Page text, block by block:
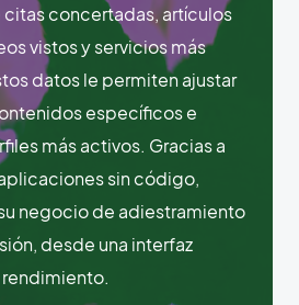
concertadas, artículos
vistos y servicios más
datos le permiten ajustar
específicos e
más activos. Gracias a
sin código,
negocio de adiestramiento
desde una interfaz